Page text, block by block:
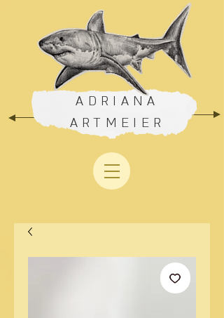
ADRIANA
ARTMEIER